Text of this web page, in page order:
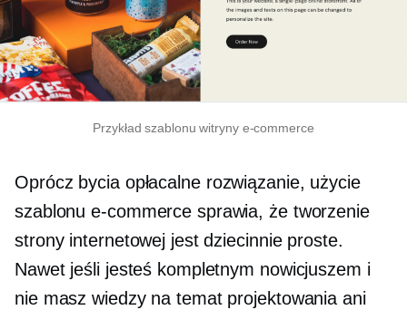
Przykład szablonu witryny e-commerce
Oprócz bycia opłacalnerozwiązanie, użycie
szablonu e-commerce sprawia, że ​​tworzenie
strony internetowej jest dziecinnie proste.
Nawet jeśli jesteś kompletnym nowicjuszem i
nie masz wiedzy na temat projektowania ani